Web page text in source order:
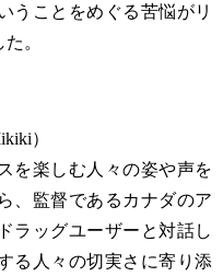
うことをめぐる苦悩がリ
。
）
を楽しむ人々の姿や声を
、監督であるカナダのア
ラッグユーザーと対話し
る人々の切実さに寄り添